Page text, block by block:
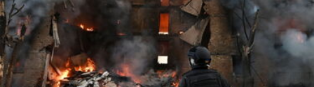
Україні: що буде далі? Інтерв’ю з Шарпом
У липні країна-агресорка встановила "рекорд" за кількістю
балістичних ракет, запущених по Україні
4 години тому 50,6 т.